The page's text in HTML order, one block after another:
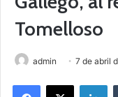
Tomelloso
admin 7 de abril